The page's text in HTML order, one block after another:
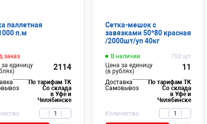
паллетная
п.м
заказ
за единицу
2114
По тарифам ТК
Со склада
в Уфе и
Челябинске
Сетка-мешок с
завязками 50*80 красная
/2000шт/уп 40кг
В наличии
700 шт
Цена за единицу
(в рублях)
11
Доставка
По тарифам ТК
Самовывоз
Со склада
в Уфе и
Челябинске
Количество